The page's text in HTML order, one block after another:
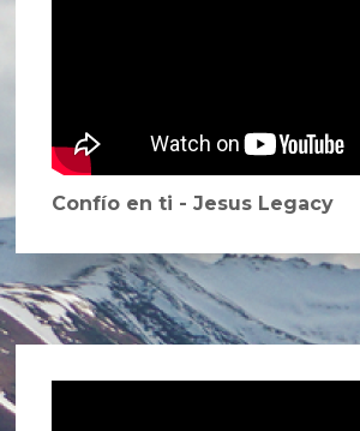
Confío en ti - Jesus Legacy